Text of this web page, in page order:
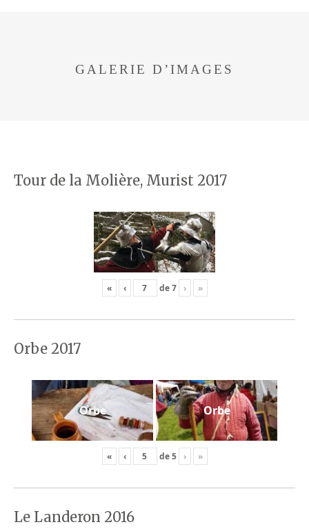
GALERIE D’IMAGES
Tour de la Molière, Murist 2017
« ‹ de7 › »
Orbe 2017
Orbe Orbe
« ‹ de5 › »
Le Landeron 2016